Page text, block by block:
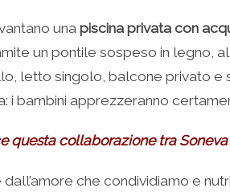
una piscina privata con
un pontile sospeso in legno,
letto singolo, balcone privato e
i bambini apprezzeranno
questa collaborazione tra
che condividiamo e